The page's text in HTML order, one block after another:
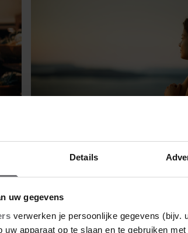
Details
uw gegevens
verwerken je persoonlijke gegevens (bijv.
uw apparaat op te slaan en te gebruiken
VRIENDIN
VOOR MIJN MAN ALS
MET ANDEREN ZIJN’